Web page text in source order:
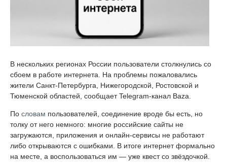
В нескольких регионах России пользователи столкнулись со
сбоем в работе интернета. На проблемы пожаловались
жители Санкт-Петербурга, Нижегородской, Ростовской и
Тюменской областей, сообщает Telegram-канал Baza.
По словам пользователей, соединение вроде бы есть, но
толку от него немного: многие российские сайты не
загружаются, приложения и онлайн-сервисы не работают
либо открываются с ошибками. В итоге интернет формально
на месте, а воспользоваться им — уже квест со звёздочкой.